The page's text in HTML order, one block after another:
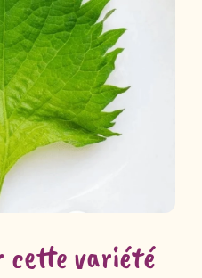
cette variété